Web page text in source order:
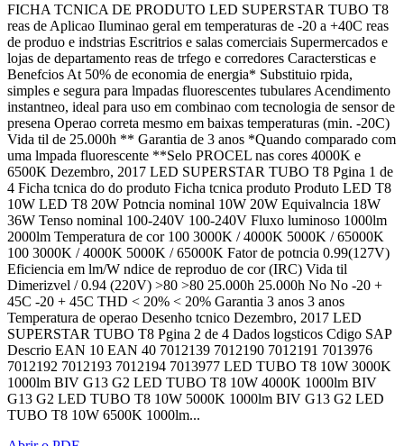
FICHA TCNICA DE PRODUTO LED SUPERSTAR TUBO T8
reas de Aplicao Iluminao geral em temperaturas de -20 a +40C reas
de produo e indstrias Escritrios e salas comerciais Supermercados e
lojas de departamento reas de trfego e corredores Caractersticas e
Benefcios At 50% de economia de energia* Substituio rpida,
simples e segura para lmpadas fluorescentes tubulares Acendimento
instantneo, ideal para uso em combinao com tecnologia de sensor de
presena Operao correta mesmo em baixas temperaturas (min. -20C)
Vida til de 25.000h ** Garantia de 3 anos *Quando comparado com
uma lmpada fluorescente **Selo PROCEL nas cores 4000K e
6500K Dezembro, 2017 LED SUPERSTAR TUBO T8 Pgina 1 de
4 Ficha tcnica do do produto Ficha tcnica produto Produto LED T8
10W LED T8 20W Potncia nominal 10W 20W Equivalncia 18W
36W Tenso nominal 100-240V 100-240V Fluxo luminoso 1000lm
2000lm Temperatura de cor 100 3000K / 4000K 5000K / 65000K
100 3000K / 4000K 5000K / 65000K Fator de potncia 0.99(127V)
Eficiencia em lm/W ndice de reproduo de cor (IRC) Vida til
Dimerizvel / 0.94 (220V) >80 >80 25.000h 25.000h No No -20 +
45C -20 + 45C THD < 20% < 20% Garantia 3 anos 3 anos
Temperatura de operao Desenho tcnico Dezembro, 2017 LED
SUPERSTAR TUBO T8 Pgina 2 de 4 Dados logsticos Cdigo SAP
Descrio EAN 10 EAN 40 7012139 7012190 7012191 7013976
7012192 7012193 7012194 7013977 LED TUBO T8 10W 3000K
1000lm BIV G13 G2 LED TUBO T8 10W 4000K 1000lm BIV
G13 G2 LED TUBO T8 10W 5000K 1000lm BIV G13 G2 LED
TUBO T8 10W 6500K 1000lm...